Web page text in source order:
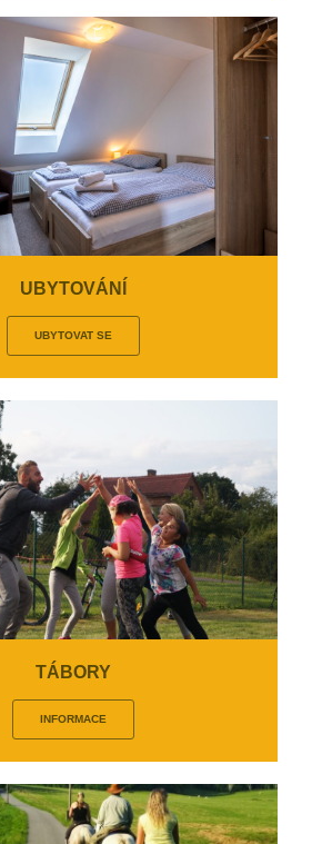
UBYTOVÁNÍ
UBYTOVAT SE
TÁBORY
INFORMACE